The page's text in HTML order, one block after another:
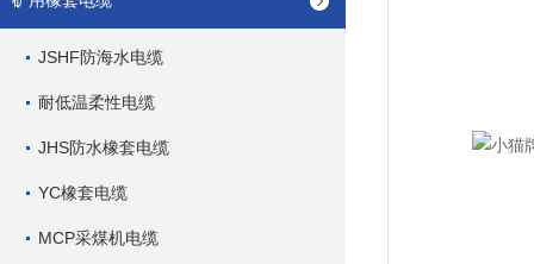
JSHF防海水电缆
耐低温柔性电缆
JHS防水橡套电缆
YC橡套电缆
MCP采煤机电缆